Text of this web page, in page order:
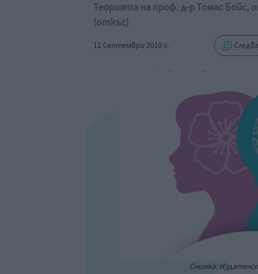
Теорията на проф. д-р Томас Бойс,
(откъс)
11 Септември 2019 г.
Снимка: